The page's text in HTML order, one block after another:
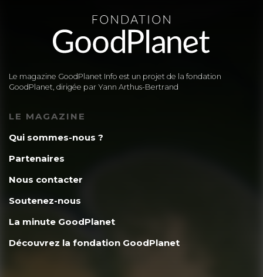
Le magazine GoodPlanet Info est un projet de la fondation
GoodPlanet, dirigée par Yann Arthus-Bertrand
LE MAGAZINE
Qui sommes-nous ?
Partenaires
Nous contacter
Soutenez-nous
La minute GoodPlanet
Découvrez la fondation GoodPlanet